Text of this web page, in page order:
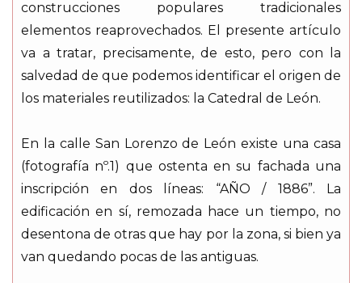
construcciones populares tradicionales
elementos reaprovechados. El presente artículo
va a tratar, precisamente, de esto, pero con la
salvedad de que podemos identificar el origen de
los materiales reutilizados: la Catedral de León.
En la calle San Lorenzo de León existe una casa
(fotografía nº.1) que ostenta en su fachada una
inscripción en dos líneas: “AÑO / 1886”. La
edificación en sí, remozada hace un tiempo, no
desentona de otras que hay por la zona, si bien ya
van quedando pocas de las antiguas.